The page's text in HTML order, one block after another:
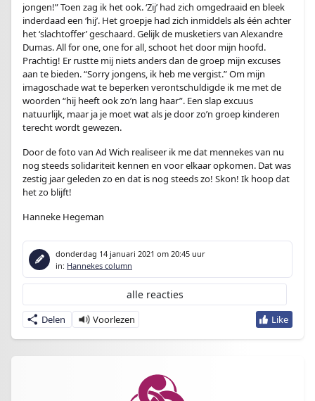
jongen!” Toen zag ik het ook. ‘Zij’ had zich omgedraaid en bleek
inderdaad een ‘hij’. Het groepje had zich inmiddels als één achter
het ‘slachtoffer’ geschaard. Gelijk de musketiers van Alexandre
Dumas. All for one, one for all, schoot het door mijn hoofd.
Prachtig! Er rustte mij niets anders dan de groep mijn excuses
aan te bieden. “Sorry jongens, ik heb me vergist.” Om mijn
imagoschade wat te beperken verontschuldigde ik me met de
woorden “hij heeft ook zo’n lang haar”. Een slap excuus
natuurlijk, maar ja je moet wat als je door zo’n groep kinderen
terecht wordt gewezen.
Door de foto van Ad Wich realiseer ik me dat mennekes van nu
nog steeds solidariteit kennen en voor elkaar opkomen. Dat was
zestig jaar geleden zo en dat is nog steeds zo! Skon! Ik hoop dat
het zo blijft!
Hanneke Hegeman
donderdag 14 januari 2021 om 20:45 uur
in: Hannekes column
Delen
alle reacties